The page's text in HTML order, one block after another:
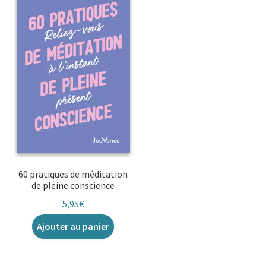
60 pratiques de méditation
de pleine conscience
5,95€
Ajouter au panier